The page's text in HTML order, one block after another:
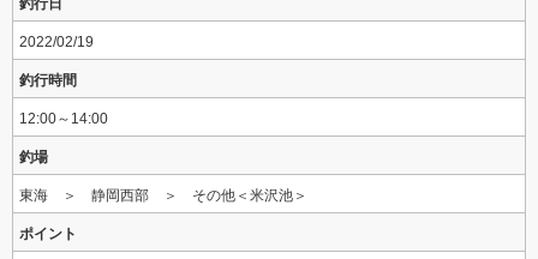
釣行日
2022/02/19
釣行時間
12:00～14:00
釣場
東海 ＞ 静岡西部 ＞ その他＜米沢池＞
ポイント